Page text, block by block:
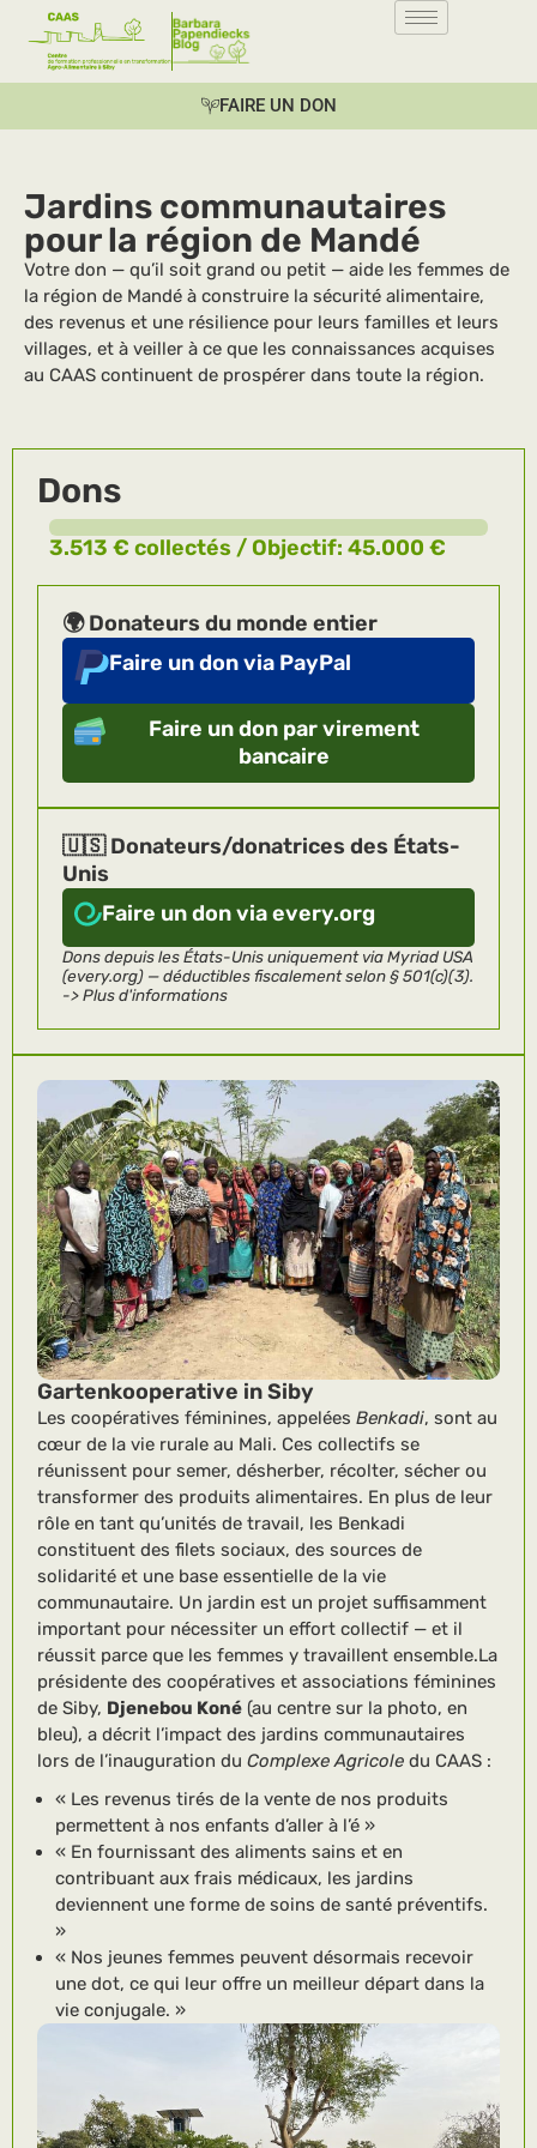
FAIRE UN DON
Jardins communautaires
pour la région de Mandé
Votre don — qu’il soit grand ou petit — aide les femmes de
la région de Mandé à construire la sécurité alimentaire,
des revenus et une résilience pour leurs familles et leurs
villages, et à veiller à ce que les connaissances acquises
au CAAS continuent de prospérer dans toute la région.
Gartenkooperative in Siby
Les coopératives féminines, appelées Benkadi, sont au
cœur de la vie rurale au Mali. Ces collectifs se
réunissent pour semer, désherber, récolter, sécher ou
transformer des produits alimentaires. En plus de leur
rôle en tant qu’unités de travail, les Benkadi
constituent des filets sociaux, des sources de
solidarité et une base essentielle de la vie
communautaire. Un jardin est un projet suffisamment
important pour nécessiter un effort collectif — et il
réussit parce que les femmes y travaillent ensemble.La
présidente des coopératives et associations féminines
de Siby, Djenebou Koné (au centre sur la photo, en
bleu), a décrit l’impact des jardins communautaires
lors de l’inauguration du Complexe Agricole du CAAS :
« Les revenus tirés de la vente de nos produits
permettent à nos enfants d’aller à l’é »
« En fournissant des aliments sains et en
contribuant aux frais médicaux, les jardins
deviennent une forme de soins de santé préventifs.
»
« Nos jeunes femmes peuvent désormais recevoir
une dot, ce qui leur offre un meilleur départ dans la
vie conjugale. »
Dons
3.513 € collectés / Objectif: 45.000 €
🌍 Donateurs du monde entier
Faire un don via PayPal
Faire un don par virement
bancaire
🇺🇸 Donateurs/donatrices des États-
Unis
Faire un don via every.org
Dons depuis les États-Unis uniquement via Myriad USA
(every.org) — déductibles fiscalement selon § 501(c)(3).
-> Plus d'informations